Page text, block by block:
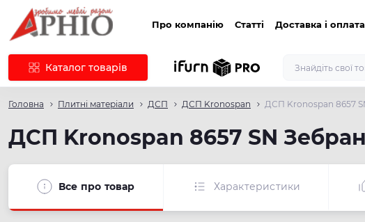
Про компанію Статті Доставка і оплата
Каталог товарів
Головна Плитні матеріали ДСП ДСП Kronospan ДСП Kronospan 8657
ДСП Kronospan 8657 SN
Все про товар Характеристики